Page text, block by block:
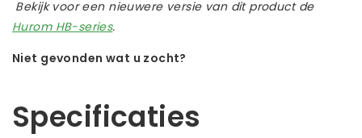
Bekijk voor een nieuwere versie van dit product de
Hurom HB-series.
Niet gevonden wat u zocht?
Specificaties